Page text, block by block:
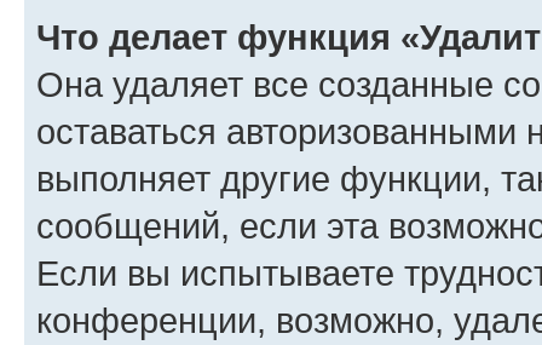
Что делает функция
Она удаляет все созданные
оставаться авторизованными
выполняет другие функции,
сообщений, если эта
Если вы испытываете
конференции, возможно,